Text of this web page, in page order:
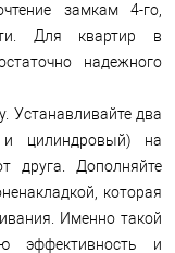
замкам 4-го,
Для квартир в
надежного
Устанавливайте два
цилиндровый) на
друга. Дополняйте
которая
Именно такой
эффективность и